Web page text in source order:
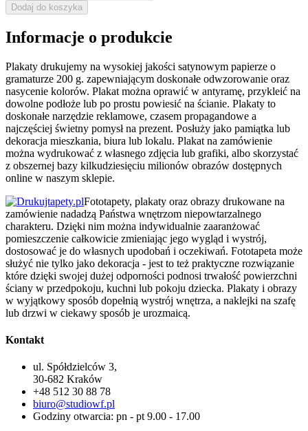
Dodaj do koszyka
Informacje o produkcie
Plakaty drukujemy na wysokiej jakości satynowym papierze o
gramaturze 200 g. zapewniającym doskonałe odwzorowanie oraz
nasycenie kolorów. Plakat można oprawić w antyramę, przykleić na
dowolne podłoże lub po prostu powiesić na ścianie. Plakaty to
doskonałe narzędzie reklamowe, czasem propagandowe a
najczęściej świetny pomysł na prezent. Posłuży jako pamiątka lub
dekoracja mieszkania, biura lub lokalu. Plakat na zamówienie
można wydrukować z własnego zdjęcia lub grafiki, albo skorzystać
z obszernej bazy kilkudziesięciu milionów obrazów dostępnych
online w naszym sklepie.
Fototapety, plakaty oraz obrazy drukowane na
zamówienie nadadzą Państwa wnętrzom niepowtarzalnego
charakteru. Dzięki nim można indywidualnie zaaranżować
pomieszczenie całkowicie zmieniając jego wygląd i wystrój,
dostosować je do własnych upodobań i oczekiwań. Fototapeta może
służyć nie tylko jako dekoracja - jest to też praktyczne rozwiązanie
które dzięki swojej dużej odporności podnosi trwałość powierzchni
ściany w przedpokoju, kuchni lub pokoju dziecka. Plakaty i obrazy
w wyjątkowy sposób dopełnią wystrój wnętrza, a naklejki na szafę
lub drzwi w ciekawy sposób je urozmaicą.
Kontakt
ul. Spółdzielców 3,
30-682 Kraków
+48 512 30 88 78
biuro@studiowf.pl
Godziny otwarcia: pn - pt 9.00 - 17.00